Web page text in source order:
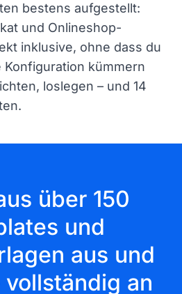
bestens aufgestellt:
und Onlineshop-
inklusive, ohne dass du
kümmern
loslegen – und 14
über 150
und
aus und
vollständig an